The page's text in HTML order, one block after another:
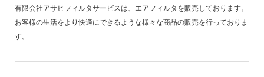
有限会社アサヒフィルタサービスは、エアフィルタを販売しております。
お客様の生活をより快適にできるような様々な商品の販売を行っておりま
す。